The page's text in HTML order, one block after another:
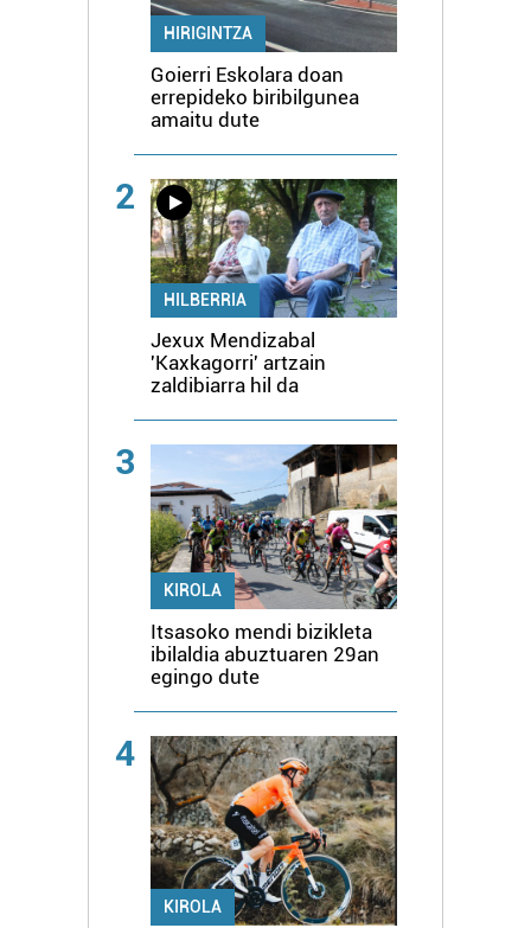
HIRIGINTZA
Goierri Eskolara doan
errepideko biribilgunea
amaitu dute
2
HILBERRIA
Jexux Mendizabal
'Kaxkagorri' artzain
zaldibiarra hil da
3
KIROLA
Itsasoko mendi bizikleta
ibilaldia abuztuaren 29an
egingo dute
4
KIROLA